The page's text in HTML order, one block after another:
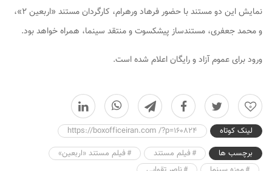
نمایش این دو مستند با حضور فرهاد ورهرام، کارگردان مستند «اربعین ۲»،
و محمد جعفری، مستندساز پیشکسوت و منتقد سینما، همراه خواهد بود.
ورود برای عموم آزاد و رایگان اعلام شده است.
0
لینک کوتاه
https://boxofficeiran.com /?p=160824
برچسب ها
فیلم مستند
فیلم مستند «اربعین»